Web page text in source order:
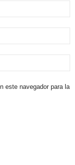
este navegador para la